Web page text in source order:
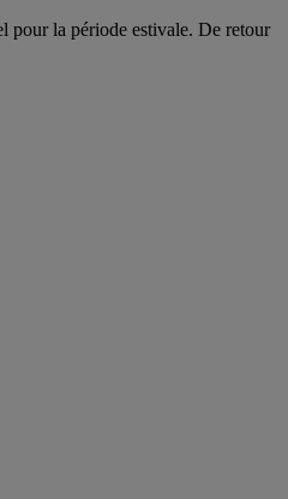
pour la période estivale. De retour